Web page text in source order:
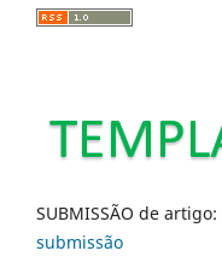
SUBMISSÃO de artigo:
submissão